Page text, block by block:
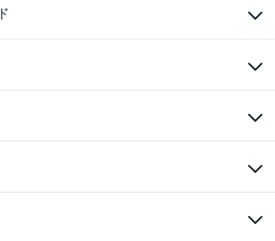
定
グ
メディア
情報
ス
談室
ション
ンション
出資
（賃貸）